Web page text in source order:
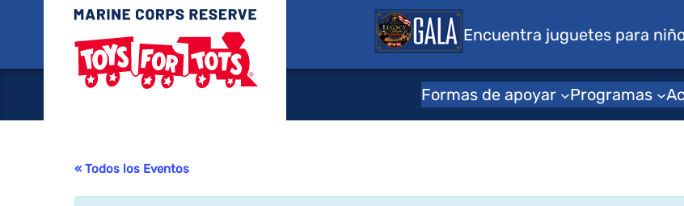
Juguetes para niños
Encuentra juguetes para
Formas de apoyar Programas
« Todos los Eventos